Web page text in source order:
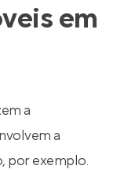
em
a
a
por exemplo.